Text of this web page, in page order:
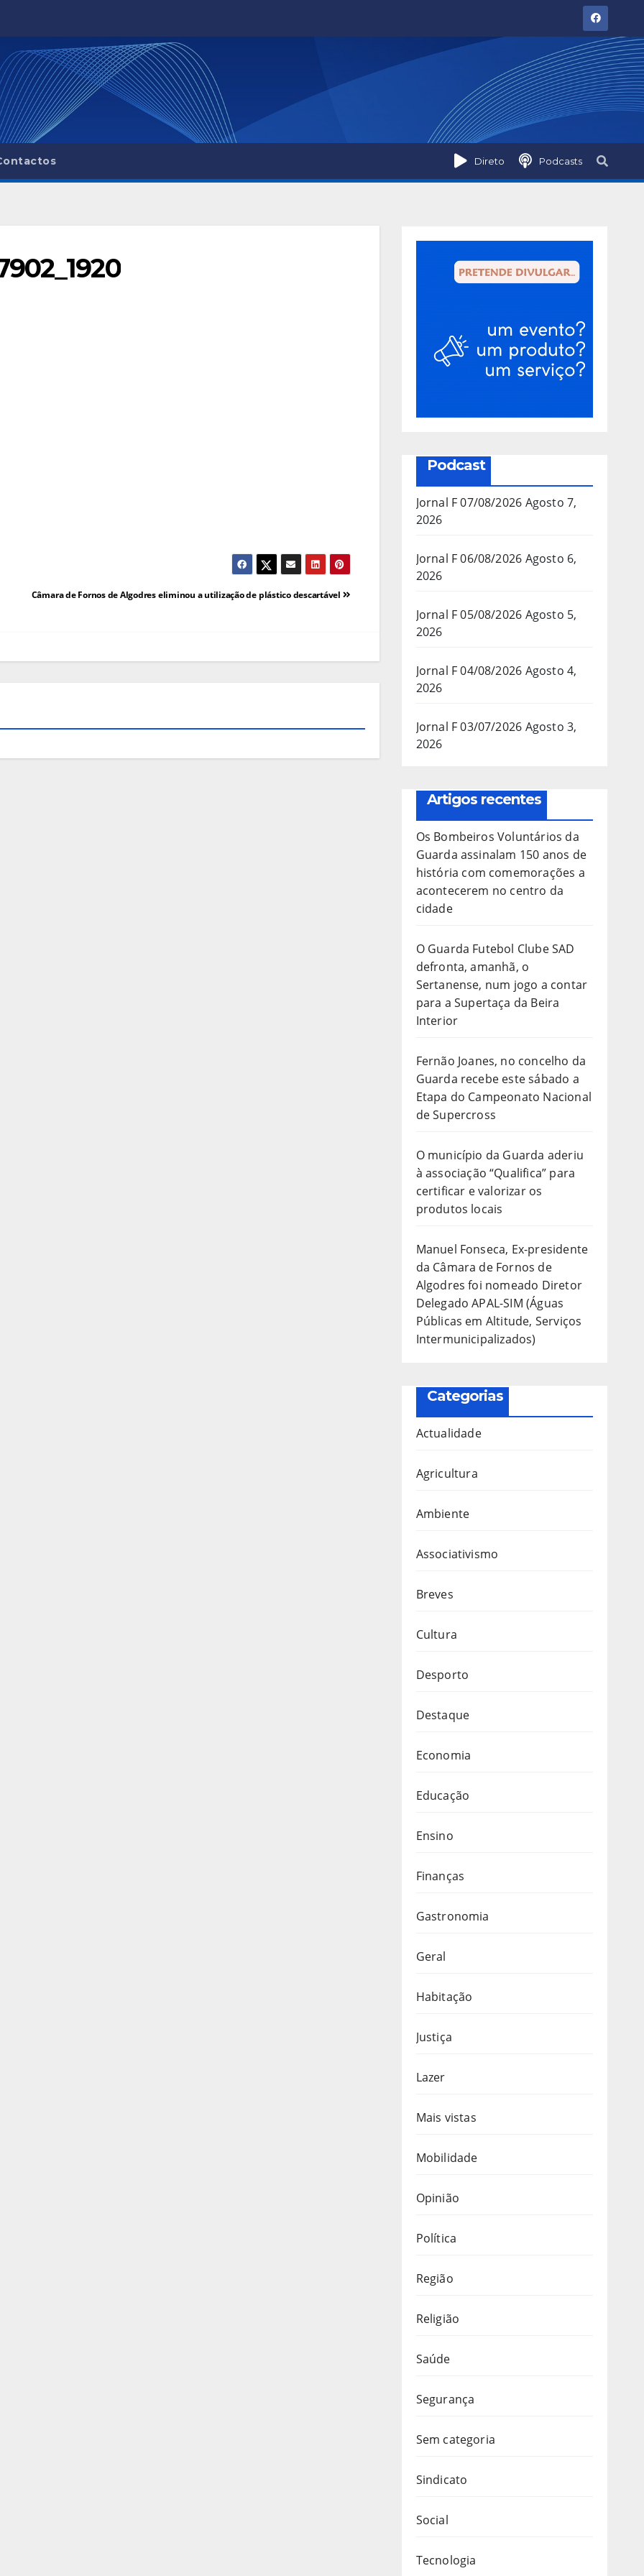
Direto Podcasts
Câmara de Fornos de Algodres eliminou a utilização de plástico descartável
Podcast
Jornal F 07/08/2026 Agosto 7,
2026
Jornal F 06/08/2026 Agosto 6,
2026
Jornal F 05/08/2026 Agosto 5,
2026
Jornal F 04/08/2026 Agosto 4,
2026
Jornal F 03/07/2026 Agosto 3,
2026
Artigos recentes
Os Bombeiros Voluntários da
Guarda assinalam 150 anos de
história com comemorações a
acontecerem no centro da
cidade
O Guarda Futebol Clube SAD
defronta, amanhã, o
Sertanense, num jogo a contar
para a Supertaça da Beira
Interior
Fernão Joanes, no concelho da
Guarda recebe este sábado a
Etapa do Campeonato Nacional
de Supercross
O município da Guarda aderiu
à associação “Qualifica” para
certificar e valorizar os
produtos locais
Manuel Fonseca, Ex-presidente
da Câmara de Fornos de
Algodres foi nomeado Diretor
Delegado APAL-SIM (Águas
Públicas em Altitude, Serviços
Intermunicipalizados)
Categorias
Actualidade
Agricultura
Ambiente
Associativismo
Breves
Cultura
Desporto
Destaque
Economia
Educação
Ensino
Finanças
Gastronomia
Geral
Habitação
Justiça
Lazer
Mais vistas
Mobilidade
Opinião
Política
Região
Religião
Saúde
Segurança
Sem categoria
Sindicato
Social
Tecnologia